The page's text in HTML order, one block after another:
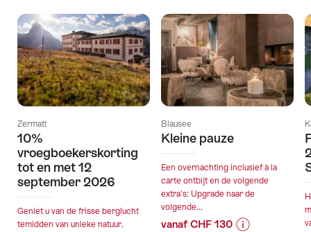
Zermatt
10%
vroegboekerskorting
tot en met 12
september 2026
Geniet u van de frisse berglucht
temidden van unieke natuur.
Blausee
Kleine pauze
Een overnachting inclusief à la
carte ontbijt en de volgende
extra’s: Upgrade naar de
volgende...
vanaf CHF 130